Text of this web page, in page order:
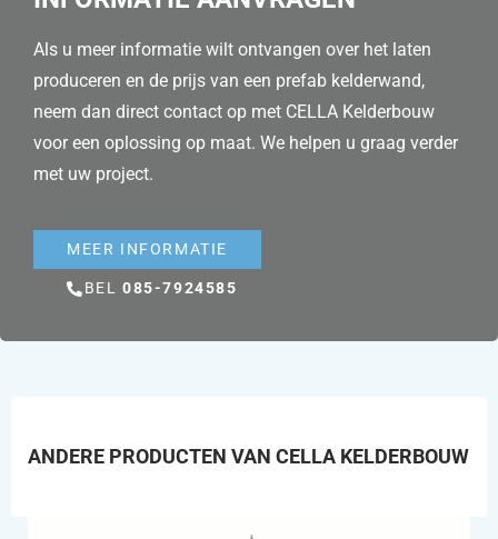
Als u meer informatie wilt ontvangen over het laten
produceren en de prijs van een prefab kelderwand,
neem dan direct contact op met CELLA Kelderbouw
voor een oplossing op maat. We helpen u graag verder
met uw project.
MEER INFORMATIE
BEL085-7924585
ANDERE PRODUCTEN VAN CELLA KELDERBOUW